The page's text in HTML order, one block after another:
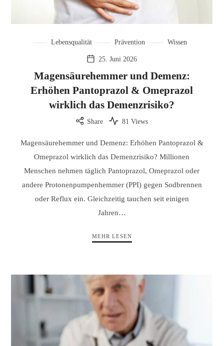
Lebensqualität Prävention Wissen
25. Juni 2026
Magensäurehemmer und Demenz:
Erhöhen Pantoprazol & Omeprazol
wirklich das Demenzrisiko?
Share 81 Views
Magensäurehemmer und Demenz: Erhöhen Pantoprazol &
Omeprazol wirklich das Demenzrisiko? Millionen
Menschen nehmen täglich Pantoprazol, Omeprazol oder
andere Protonenpumpenhemmer (PPI) gegen Sodbrennen
oder Reflux ein. Gleichzeitig tauchen seit einigen
Jahren…
MEHR LESEN